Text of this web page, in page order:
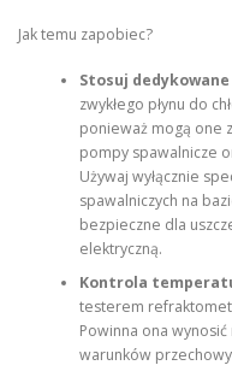
Jak temu zapobiec?
Stosuj dedykowane
zwykłego płynu do
ponieważ mogą one
pompy spawalnicze
Używaj wyłącznie
spawalniczych na
bezpieczne dla
elektryczną.
Kontrola
testerem
Powinna ona
warunków